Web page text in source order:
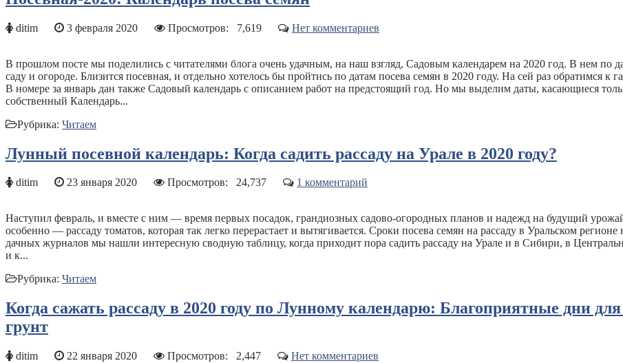
ditim 3 февраля 2020 Просмотров: 7,619 Нет комментариев
В прошлом посте мы поделились с читателями блога очень удачным, на наш взгляд, Садовым календарем на 2020 год. В нем по
саду и огороде. Близится посевная, и отдельно хотелось бы пройтись по датам посева семян в 2020 году. На сей раз обратимся
В номере за январь дан также Садовый календарь с описанием работ на предстоящий год. Но мы выделим даты, касающиеся
собственный Календарь...
Рубрика: Читаем
Лунный посевной календарь: Когда садить рассаду на Урале в 2020 году?
ditim 23 января 2020 Просмотров: 24,737 1 комментарий
Наступил февраль, и вместе с ним — время первых посадок, грандиозных садово-огородных планов и надежд на будущий
особенно — рассаду томатов, которая так легко перерастает и вытягивается. Сроки посева семян на рассаду в Уральском
дачных журналов мы нашли интересную сводную таблицу, когда приходит пора садить рассаду на Урале и в Сибири, в
и к...
Рубрика: Читаем
Когда сажать рассаду в 2020 году по Лунному календарю: Благоприятные дни
грунт
ditim 22 января 2020 Просмотров: 2,447 Нет комментариев